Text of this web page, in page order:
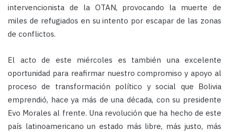
intervencionista de la OTAN, provocando la muerte de
miles de refugiados en su intento por escapar de las zonas
de conflictos.
El acto de este miércoles es también una excelente
oportunidad para reafirmar nuestro compromiso y apoyo al
proceso de transformación político y social que Bolivia
emprendió, hace ya más de una década, con su presidente
Evo Morales al frente. Una revolución que ha hecho de este
país latinoamericano un estado más libre, más justo, más